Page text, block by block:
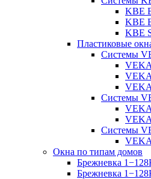
KBE
KBE
KBE
Пластиковые
Cистемы
Системы
Системы
Окна по типам домов
Брежневка
Брежневка